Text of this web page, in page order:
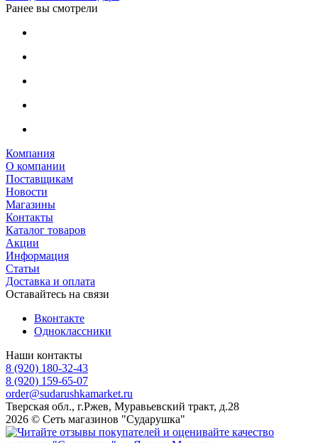
Ранее вы смотрели
Компания
О компании
Поставщикам
Новости
Магазины
Контакты
Каталог товаров
Акции
Информация
Статьи
Доставка и оплата
Оставайтесь на связи
Вконтакте
Одноклассники
Наши контакты
8 (920) 180-32-43
8 (920) 159-65-07
order@sudarushkamarket.ru
Тверская обл., г.Ржев, Муравьевский тракт, д.28
2026 © Сеть магазинов "Сударушка"